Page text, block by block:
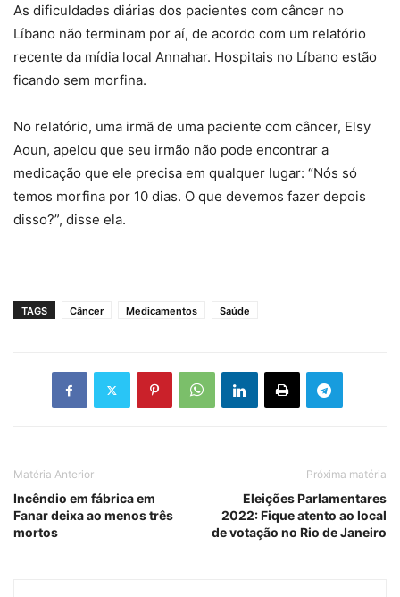
As dificuldades diárias dos pacientes com câncer no
Líbano não terminam por aí, de acordo com um relatório
recente da mídia local Annahar. Hospitais no Líbano estão
ficando sem morfina.
No relatório, uma irmã de uma paciente com câncer, Elsy
Aoun, apelou que seu irmão não pode encontrar a
medicação que ele precisa em qualquer lugar: “Nós só
temos morfina por 10 dias. O que devemos fazer depois
disso?”, disse ela.
TAGS Câncer Medicamentos Saúde
Matéria Anterior
Incêndio em fábrica em
Fanar deixa ao menos três
mortos
Próxima matéria
Eleições Parlamentares
2022: Fique atento ao local
de votação no Rio de Janeiro